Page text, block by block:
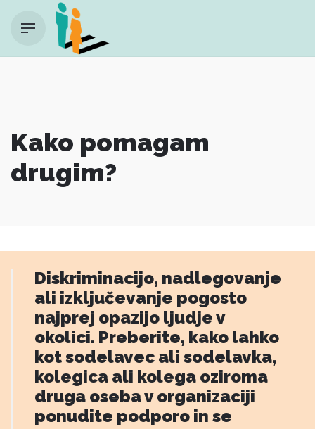
Kako pomagam
drugim?
Diskriminacijo, nadlegovanje
ali izključevanje pogosto
najprej opazijo ljudje v
okolici. Preberite, kako lahko
kot sodelavec ali sodelavka,
kolegica ali kolega oziroma
druga oseba v organizaciji
ponudite podporo in se